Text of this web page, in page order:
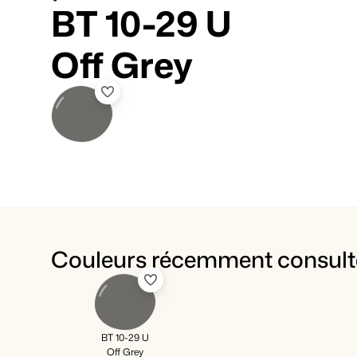
BT 10-29 U
Off Grey
Couleurs récemment
BT 10-29 U
Off Grey